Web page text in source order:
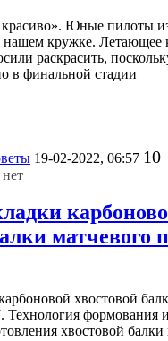
Юные пилоты
нашем кружке. Летающее
раскрасить,
в финальной стадии
19-02-2022, 06:57 10
матчевого
хвостовой
Технология формования
хвостовой